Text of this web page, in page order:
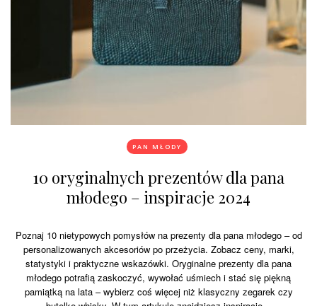
PAN MŁODY
10 oryginalnych prezentów dla pana
młodego – inspiracje 2024
Poznaj 10 nietypowych pomysłów na prezenty dla pana młodego – od
personalizowanych akcesoriów po przeżycia. Zobacz ceny, marki,
statystyki i praktyczne wskazówki. Oryginalne prezenty dla pana
młodego potrafią zaskoczyć, wywołać uśmiech i stać się piękną
pamiątką na lata – wybierz coś więcej niż klasyczny zegarek czy